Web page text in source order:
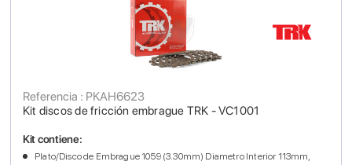
Kit discos de fricción embrague TRK - VC1001
Referencia : PKAH6623
Kit contiene:
Plato/Disco de Embrague 1059 (3.30mm) Diametro Interior 113mm,